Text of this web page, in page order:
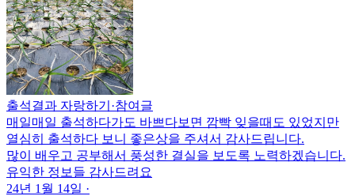
출석결과 자랑하기 ·참여글
매일매일 출석하다가도 바쁘다보면 깜빡 잊을때도 있었지만
열심히 출석하다 보니 좋은상을 주셔서 감사드립니다.
많이 배우고 공부해서 풍성한 결실을 보도록 노력하겠습니다.
유익한 정보들 감사드려요
24년 1월 14일 ·